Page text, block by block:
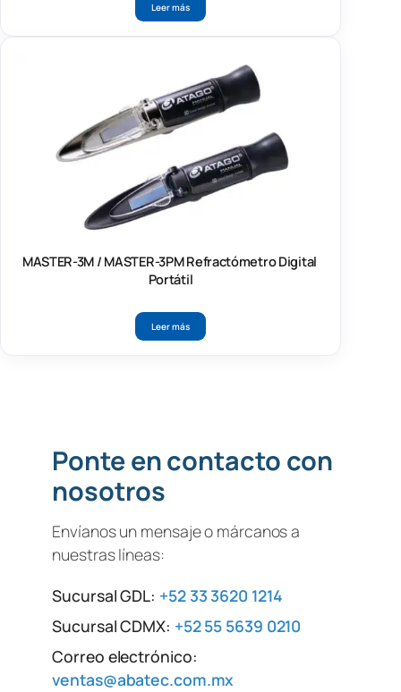
Leer más
MASTER-3M / MASTER-3PM Refractómetro Digital
Portátil
Leer más
Ponte en contacto con
nosotros
Envíanos un mensaje o márcanos a
nuestras líneas:
Sucursal GDL: +52 33 3620 1214
Sucursal CDMX: +52 55 5639 0210
Correo electrónico:
ventas@abatec.com.mx